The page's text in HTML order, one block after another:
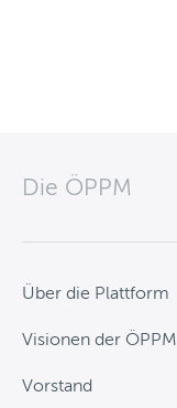
Die ÖPPM
Über die Plattform
Visionen der ÖPPM
Vorstand